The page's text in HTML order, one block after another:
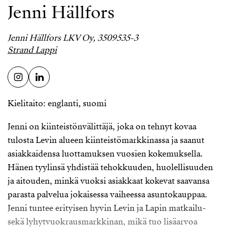
Jenni Hällfors
Jenni Hällfors LKV Oy, 3509535-3
Strand Lappi
Kielitaito: englanti, suomi
Jenni on kiinteistönvälittäjä, joka on tehnyt kovaa
tulosta Levin alueen kiinteistömarkkinassa ja saanut
asiakkaidensa luottamuksen vuosien kokemuksella.
Hänen tyylinsä yhdistää tehokkuuden, huolellisuuden
ja aitouden, minkä vuoksi asiakkaat kokevat saavansa
parasta palvelua jokaisessa vaiheessa asuntokauppaa.
Jenni tuntee erityisen hyvin Levin ja Lapin matkailu-
sekä lyhytvuokrausmarkkinan, mikä tuo lisäarvoa